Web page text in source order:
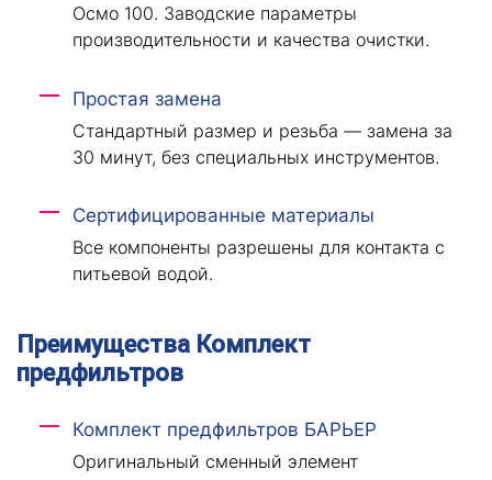
Осмо 100. Заводские параметры
производительности и качества очистки.
Простая замена
Стандартный размер и резьба — замена за
30 минут, без специальных инструментов.
Сертифицированные материалы
Все компоненты разрешены для контакта с
питьевой водой.
Преимущества Комплект
предфильтров
Комплект предфильтров БАРЬЕР
Оригинальный сменный элемент